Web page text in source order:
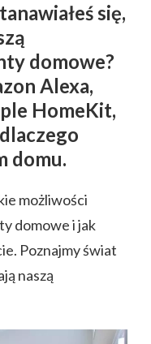
się,
domowe?
Alexa,
HomeKit,
domu.
możliwości
domowe i jak
Poznajmy świat
naszą